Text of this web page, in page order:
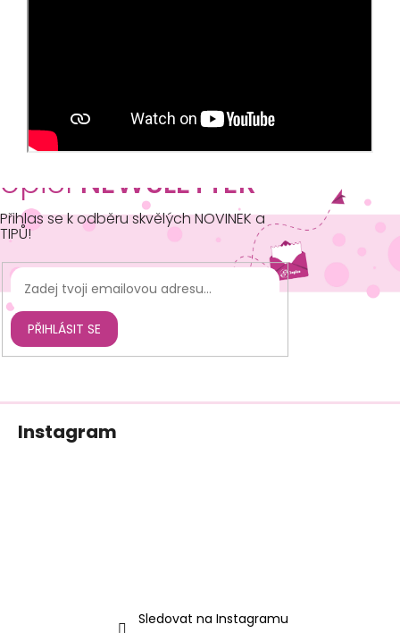
opičí NEWSLETTER
Přihlas se k odběru skvělých NOVINEK a
TIPŮ!
PŘIHLÁSIT SE
Instagram
Sledovat na Instagramu